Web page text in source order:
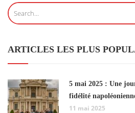
ARTICLES LES PLUS
5 mai 2025 : Une
fidélité
11 mai 2025